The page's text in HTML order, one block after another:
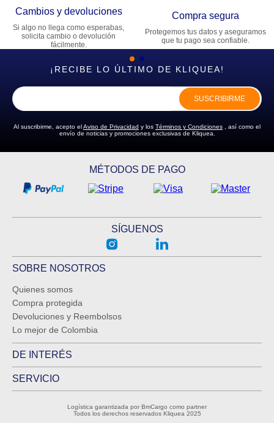
Cambios y devoluciones
Si algo no llega como esperabas,
solicita cambio o devolución
fácilmente.
Compra segura
Protegemos tus datos y aseguramos
que tu pago sea confiable.
¡RECIBE LO ÚLTIMO DE KLIQUEA!
SUSCRIBIRME
Al suscribirme, acepto elAviso de Privacidad y los Términos y Condiciones , así como el
envío de noticias y promociones exclusivas de Kliquea.
MÉTODOS DE PAGO
SÍGUENOS
SOBRE NOSOTROS
Quienes somos
Compra protegida
Devoluciones y Reembolsos
Lo mejor de Colombia
DE INTERÉS
SERVICIO
Logística garantizada por BmCargo como partner
Todos los derechos reservados Kliquea 2025